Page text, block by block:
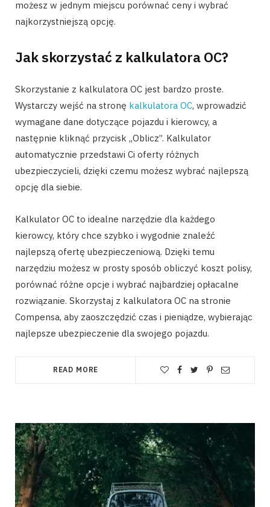
możesz w jednym miejscu porównać ceny i wybrać
najkorzystniejszą opcję.
Jak skorzystać z kalkulatora OC?
Skorzystanie z kalkulatora OC jest bardzo proste.
Wystarczy wejść na stronę kalkulatora OC, wprowadzić
wymagane dane dotyczące pojazdu i kierowcy, a
następnie kliknąć przycisk „Oblicz”. Kalkulator
automatycznie przedstawi Ci oferty różnych
ubezpieczycieli, dzięki czemu możesz wybrać najlepszą
opcję dla siebie.
Kalkulator OC to idealne narzędzie dla każdego
kierowcy, który chce szybko i wygodnie znaleźć
najlepszą ofertę ubezpieczeniową. Dzięki temu
narzędziu możesz w prosty sposób obliczyć koszt polisy,
porównać różne opcje i wybrać najbardziej opłacalne
rozwiązanie. Skorzystaj z kalkulatora OC na stronie
Compensa, aby zaoszczędzić czas i pieniądze, wybierając
najlepsze ubezpieczenie dla swojego pojazdu.
READ MORE